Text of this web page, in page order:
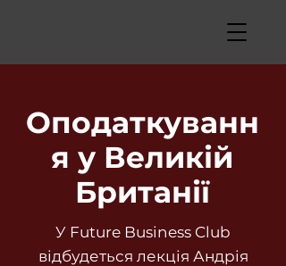
Оподаткуванн
я у Великій
Британії
У Future Business Club
відбудеться лекція Андрія